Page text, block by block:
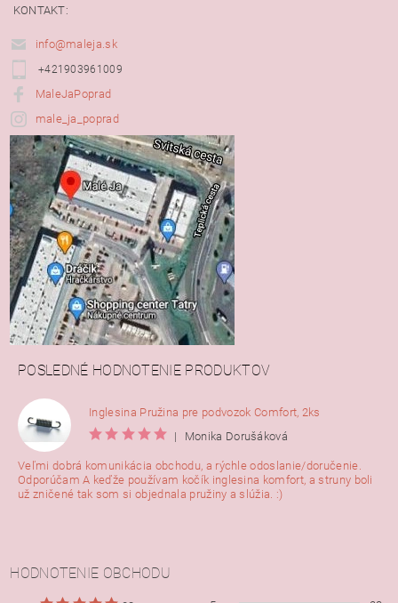
KONTAKT:
info@maleja.sk
+421903961009
MaleJaPoprad
male_ja_poprad
POSLEDNÉ HODNOTENIE PRODUKTOV
Inglesina Pružina pre podvozok Comfort, 2ks
|
Monika Dorušáková
Veľmi dobrá komunikácia obchodu, a rýchle odoslanie/doručenie.
Odporúčam A keďže používam kočík inglesina komfort, a struny boli
už zničené tak som si objednala pružiny a slúžia. :)
HODNOTENIE OBCHODU